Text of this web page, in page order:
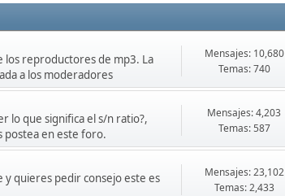
los reproductores de mp3. La
a los moderadores
Mensajes: 10,680
Temas: 740
lo que significa el s/n ratio?,
postea en este foro.
Mensajes: 4,203
Temas: 587
quieres pedir consejo este es
Mensajes: 23,102
Temas: 2,433